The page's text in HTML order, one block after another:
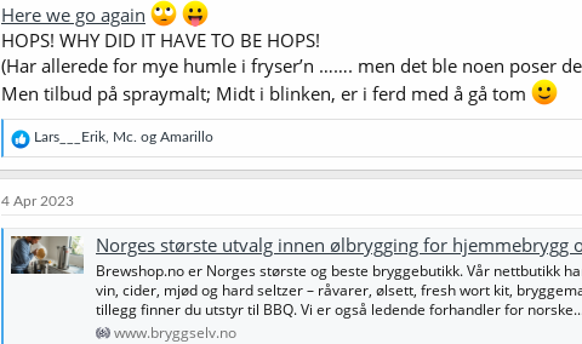
o
n
e
:
Here we go again
HOPS! WHY DID IT HAVE TO BE HOPS!
(Har allerede for mye humle i fryser’n ……. men det ble noen poser
Men tilbud på spraymalt; Midt i blinken, er i ferd med å gå tom
R
e
a
o
n
Lars___Erik Mc. og Amarillo
4 Apr 2023
Norges største utvalg innen ølbrygging for hjemmebrygg
Brewshop.no er Norges største og beste bryggebutikk. Vår nettbutikk
vin, cider, mjød og hard seltzer – råvarer, ølsett, fresh wort kit,
tillegg finner du utstyr til BBQ. Vi er også ledende forhandler for
www.bryggselv.no